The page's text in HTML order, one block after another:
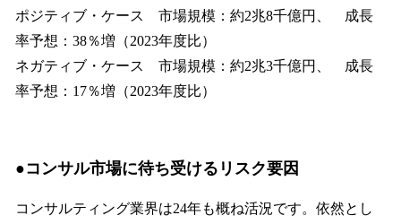
ポジティブ・ケース 市場規模：約2兆8千億円、 成長
率予想：38％増（2023年度比）
ネガティブ・ケース 市場規模：約2兆3千億円、 成長
率予想：17％増（2023年度比）
●コンサル市場に待ち受けるリスク要因
コンサルティング業界は24年も概ね活況です。依然とし